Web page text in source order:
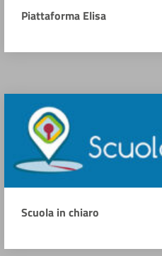
Piattaforma Elisa
Scuola in chiaro